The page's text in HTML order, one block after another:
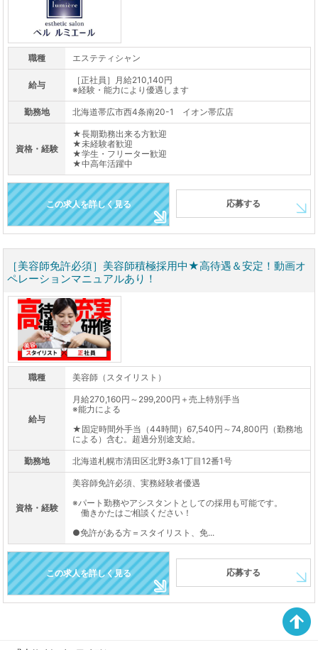
職種 エステティシャン
給与
［正社員］月給210,140円
※経験・能力により優遇します
勤務地 北海道帯広市西4条南20-1 イオン帯広店
資格・経験
★長期勤務出来る方歓迎
★未経験者歓迎
★学生・フリーター歓迎
★中高年活躍中
この求人を詳しく見る 応募する
［美容師免許必須］美容師積極採用中★高待遇＆安定！動画オ
ペレーションマニュアルあり！
職種 美容師（スタイリスト）
給与
月給270,160円～299,200円＋売上特別手当
※能力による
★固定時間外手当（44時間）67,540円～74,800円（勤務地
による）含む。超過分別途支給。
勤務地 北海道札幌市清田区北野3条1丁目12番1号
資格・経験
美容師免許必須、実務経験者優遇
※パート勤務やアシスタントとしての採用も可能です。
働きかたはご相談ください！
●免許がある方＝スタイリスト、免...
この求人を詳しく見る 応募する